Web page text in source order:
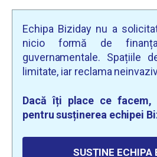
Echipa Biziday nu a
nicio formă de
guvernamentale. Spațiile
limitate, iar reclama
Dacă îți place ce
pentru susținerea echipei
SUSȚINE ECHIPA